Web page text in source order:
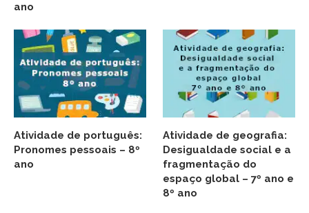
ano
Atividade de português:
Pronomes pessoais – 8º
ano
Atividade de geografia:
Desigualdade social e a
fragmentação do
espaço global – 7º ano e
8º ano